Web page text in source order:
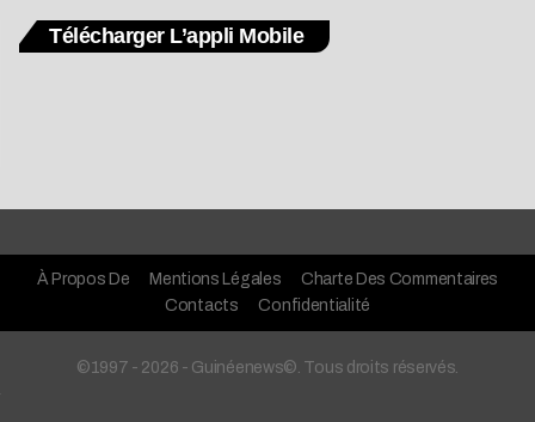
Télécharger L’appli Mobile
À Propos De Mentions Légales
Charte Des Commentaires
Contacts
Confidentialité
©1997 - 2026 - Guinéenews©. Tous droits réservés.